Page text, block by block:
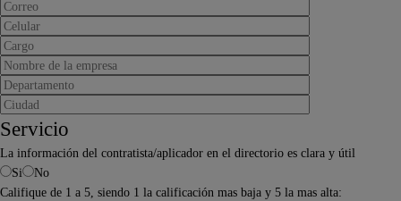
Servicio
La información del contratista/aplicador en el directorio es clara y útil
Si
No
Califique de 1 a 5, siendo 1 la calificación mas baja y 5 la mas alta: